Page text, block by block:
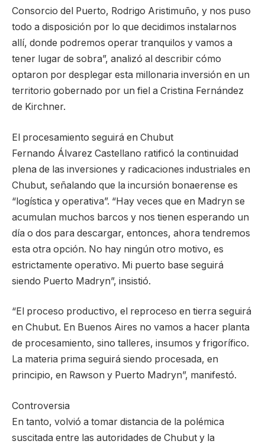
Consorcio del Puerto, Rodrigo Aristimuño, y nos puso
todo a disposición por lo que decidimos instalarnos
allí, donde podremos operar tranquilos y vamos a
tener lugar de sobra”, analizó al describir cómo
optaron por desplegar esta millonaria inversión en un
territorio gobernado por un fiel a Cristina Fernández
de Kirchner.
El procesamiento seguirá en Chubut
Fernando Álvarez Castellano ratificó la continuidad
plena de las inversiones y radicaciones industriales en
Chubut, señalando que la incursión bonaerense es
“logística y operativa”. “Hay veces que en Madryn se
acumulan muchos barcos y nos tienen esperando un
día o dos para descargar, entonces, ahora tendremos
esta otra opción. No hay ningún otro motivo, es
estrictamente operativo. Mi puerto base seguirá
siendo Puerto Madryn”, insistió.
“El proceso productivo, el reproceso en tierra seguirá
en Chubut. En Buenos Aires no vamos a hacer planta
de procesamiento, sino talleres, insumos y frigorífico.
La materia prima seguirá siendo procesada, en
principio, en Rawson y Puerto Madryn”, manifestó.
Controversia
En tanto, volvió a tomar distancia de la polémica
suscitada entre las autoridades de Chubut y la